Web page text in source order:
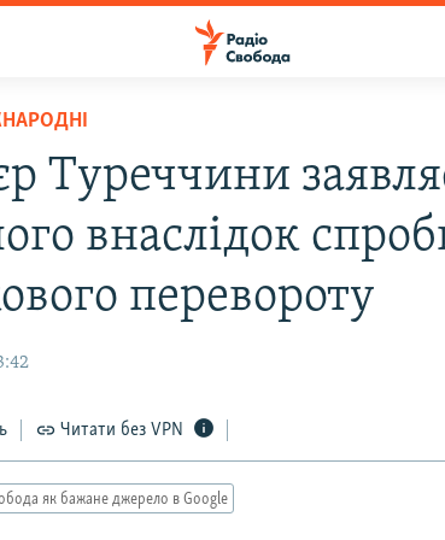
Туреччини
внаслідок
перевороту
Читати без VPN
як бажане джерело в Google